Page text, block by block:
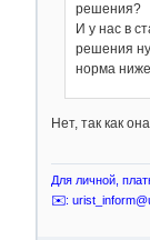
решения?
И у нас в
решения
норма
Нет, так как
Для личной,
✉️: